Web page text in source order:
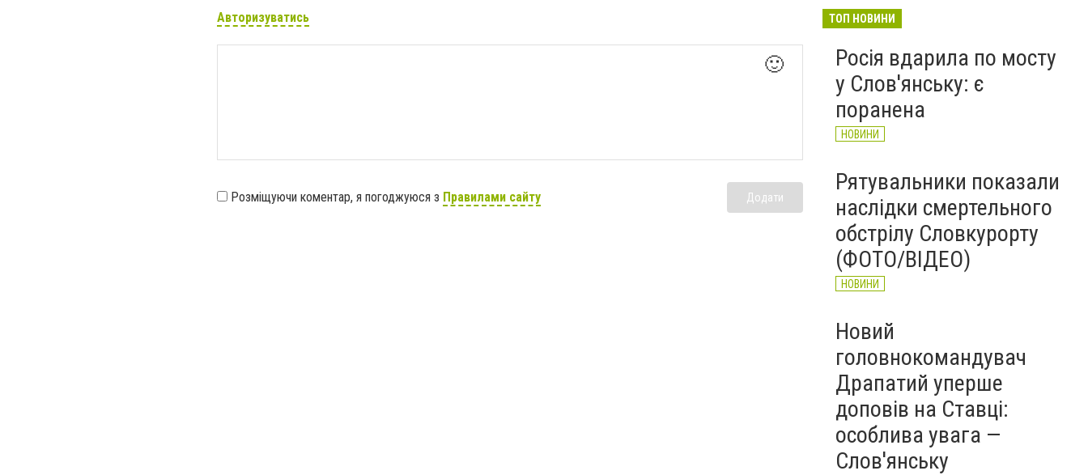
Авторизуватись
🙂
Розміщуючи коментар, я погоджуюся з Правилами сайту Додати
великої війни: 6 серпня
ТОП НОВИНИ
Росія вдарила по мосту
у Слов'янську: є
поранена
НОВИНИ
Рятувальники показали
наслідки смертельного
обстрілу Словкурорту
(ФОТО/ВІДЕО)
НОВИНИ
Новий
головнокомандувач
Драпатий уперше
доповів на Ставці:
особлива увага —
Слов'янську